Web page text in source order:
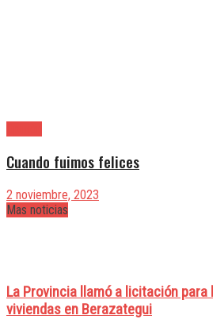
Cuando fuimos felices
2 noviembre, 2023
Mas noticias
La Provincia llamó a licitación
viviendas en Berazategui